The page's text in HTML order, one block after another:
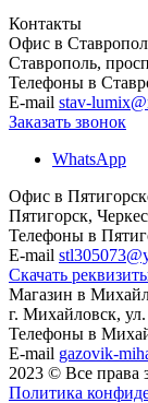
Контакты
Офис в
Ставрополь,
Телефоны в
E-mail stav-
Заказать звонок
WhatsApp
Офис в
Пятигорск,
Телефоны в
E-mail
Скачать
Магазин в
г. Михайловск,
Телефоны в
E-mail gazovik-
2023 © Все
Политика